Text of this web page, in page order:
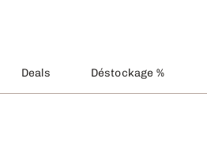
Deals Déstockage %